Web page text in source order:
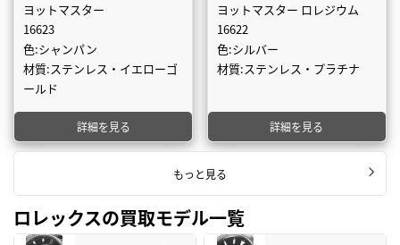
ヨットマスター
16623
色:シャンパン
材質:ステンレス・イエローゴ
ールド
詳細を見る
ヨットマスター ロレジウム
16622
色:シルバー
材質:ステンレス・プラチナ
詳細を見る
もっと見る
ロレックスの買取モデル一覧